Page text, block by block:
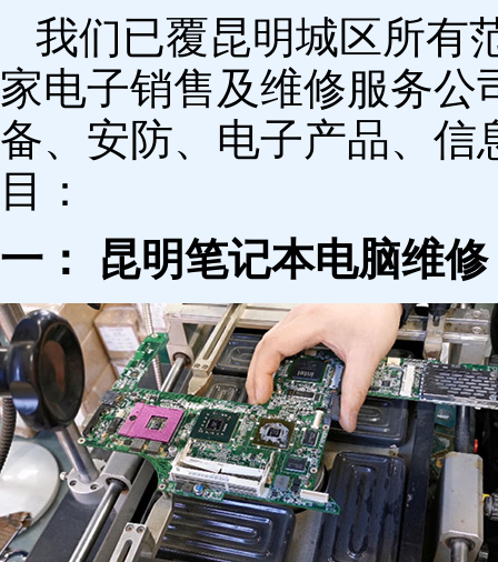
我们已覆昆明城区所有
家电子销售及维修服务公
备、安防、电子产品、信
目：
一： 昆明笔记本电脑维修